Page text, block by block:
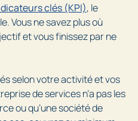
clés (KPI), le
Vous ne savez plus où
et vous finissez par ne
selon votre activité et vos
de services n’a pas les
ou qu’une société de